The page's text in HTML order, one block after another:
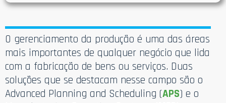
O gerenciamento da produção é uma das áreas
mais importantes de qualquer negócio que lida
com a fabricação de bens ou serviços. Duas
soluções que se destacam nesse campo são o
Advanced Planning and Scheduling (APS) e o